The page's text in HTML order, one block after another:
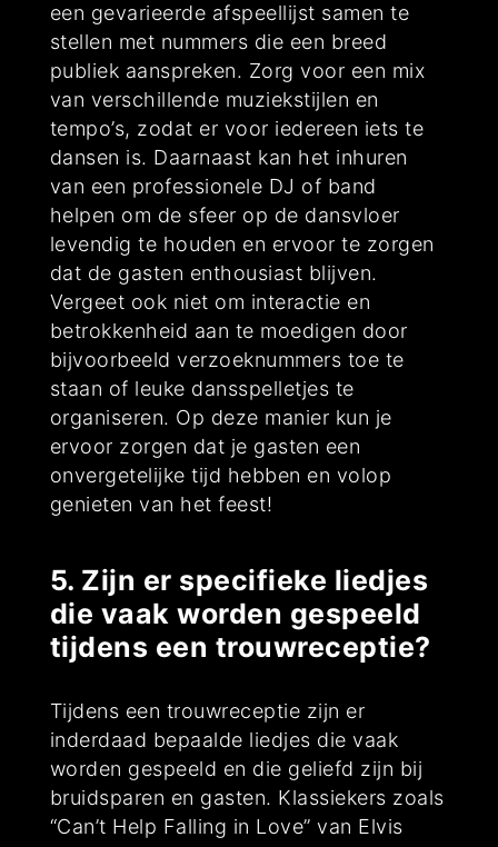
een gevarieerde afspeellijst samen te
stellen met nummers die een breed
publiek aanspreken. Zorg voor een mix
van verschillende muziekstijlen en
tempo’s, zodat er voor iedereen iets te
dansen is. Daarnaast kan het inhuren
van een professionele DJ of band
helpen om de sfeer op de dansvloer
levendig te houden en ervoor te zorgen
dat de gasten enthousiast blijven.
Vergeet ook niet om interactie en
betrokkenheid aan te moedigen door
bijvoorbeeld verzoeknummers toe te
staan of leuke dansspelletjes te
organiseren. Op deze manier kun je
ervoor zorgen dat je gasten een
onvergetelijke tijd hebben en volop
genieten van het feest!
5. Zijn er specifieke liedjes
die vaak worden gespeeld
tijdens een trouwreceptie?
Tijdens een trouwreceptie zijn er
inderdaad bepaalde liedjes die vaak
worden gespeeld en die geliefd zijn bij
bruidsparen en gasten. Klassiekers zoals
“Can’t Help Falling in Love” van Elvis